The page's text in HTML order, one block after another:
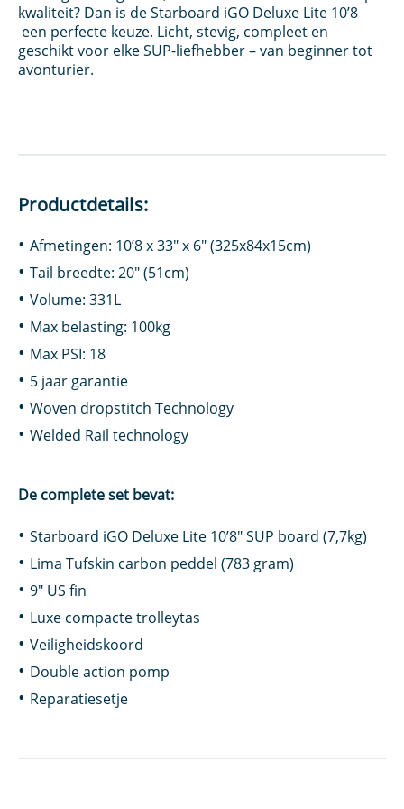
kwaliteit? Dan is de Starboard iGO Deluxe Lite 10’8
een perfecte keuze. Licht, stevig, compleet en
geschikt voor elke SUP-liefhebber – van beginner tot
avonturier.
Productdetails:
Afmetingen: 10’8 x 33″ x 6″ (325x84x15cm)
Tail breedte: 20″ (51cm)
Volume: 331L
Max belasting: 100kg
Max PSI: 18
5 jaar garantie
Woven dropstitch Technology
Welded Rail technology
De complete set bevat:
Starboard iGO Deluxe Lite 10’8″ SUP board (7,7kg)
Lima Tufskin carbon peddel (783 gram)
9″ US fin
Luxe compacte trolleytas
Veiligheidskoord
Double action pomp
Reparatiesetje